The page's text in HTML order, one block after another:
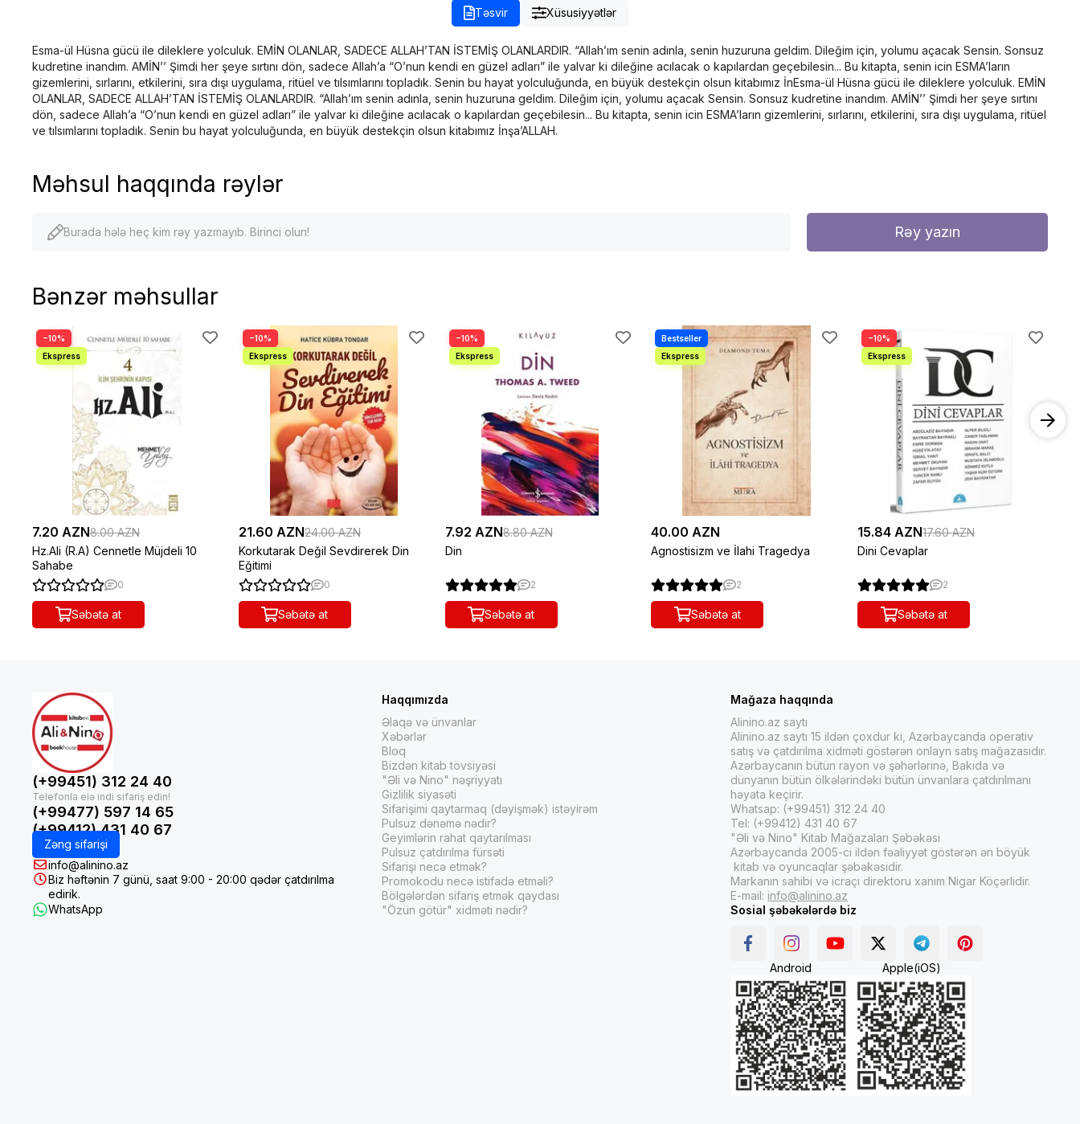
Təsvir Xüsusiyyətlər
Esma-ül Hüsna gücü ile dileklere yolculuk. EMİN OLANLAR, SADECE ALLAH’TAN İSTEMİŞ OLANLARDIR. “Allah’ım senin adınla, senin huzuruna geldim. Dileğim için, yolumu açacak Sensin. Sonsuz
kudretine inandım. AMİN’’ Şimdi her şeye sırtını dön, sadece Allah’a “O’nun kendi en güzel adları” ile yalvar ki dileğine acılacak o kapılardan geçebilesin... Bu kitapta, senin icin ESMA’ların
gizemlerini, sırlarını, etkilerini, sıra dışı uygulama, ritüel ve tılsımlarını topladık. Senin bu hayat yolculuğunda, en büyük destekçin olsun kitabımız İnEsma-ül Hüsna gücü ile dileklere yolculuk. EMİN
OLANLAR, SADECE ALLAH’TAN İSTEMİŞ OLANLARDIR. “Allah’ım senin adınla, senin huzuruna geldim. Dileğim için, yolumu açacak Sensin. Sonsuz kudretine inandım. AMİN’’ Şimdi her şeye sırtını
dön, sadece Allah’a “O’nun kendi en güzel adları” ile yalvar ki dileğine acılacak o kapılardan geçebilesin... Bu kitapta, senin icin ESMA’ların gizemlerini, sırlarını, etkilerini, sıra dışı uygulama, ritüel
ve tılsımlarını topladık. Senin bu hayat yolculuğunda, en büyük destekçin olsun kitabımız İnşa’ALLAH.
Məhsul haqqında rəylər
Burada hələ heç kim rəy yazmayıb. Birinci olun! Rəy yazın
Bənzər məhsullar
−10%
7.20 AZN8.00 AZN
Hz.Ali (R.A) Cennetle Müjdeli 10
Sahabe
0
Səbətə at
−10%
21.60 AZN24.00 AZN
Korkutarak Değil Sevdirerek Din
Eğitimi
0
Səbətə at
−10%
7.92 AZN8.80 AZN
Din
2
Səbətə at
40.00 AZN
Agnostisizm ve İlahi Tragedya
2
Səbətə at
−10%
15.84 AZN17.60 AZN
Dini Cevaplar
2
Səbətə at
(+99451) 312 24 40
(+99477) 597 14 65
(+99412) 431 40 67
Zəng sifarişi
info@alinino.az
Biz həftənin 7 günü, saat 9:00 - 20:00 qədər çatdırılma
edirik.
WhatsApp
Haqqımızda
Əlaqə və ünvanlar
Xəbərlər
Bloq
Bizdən kitab tövsiyəsi
"Əli və Nino" nəşriyyatı
Gizlilik siyasəti
Sifarişimi qaytarmaq (dəyişmək) istəyirəm
Pulsuz dənəmə nədir?
Geyimlərin rahat qaytarılması
Pulsuz çatdırılma fürsəti
Sifarişi necə etmək?
Promokodu necə istifadə etməli?
Bölgələrdən sifariş etmək qaydası
"Özün götür" xidməti nədir?
Mağaza haqqında
Alinino.az saytı
Alinino.az saytı 15 ildən çoxdur ki, Azərbaycanda operativ
satış və çatdırılma xidməti göstərən onlayn satış mağazasıdır.
Azərbaycanın bütün rayon və şəhərlərinə, Bakıda və
dünyanın bütün ölkələrindəki bütün ünvanlara çatdırılmanı
həyata keçirir.
Whatsap: (+99451) 312 24 40
Tel: (+99412) 431 40 67
"Əli və Nino" Kitab Mağazaları Şəbəkəsi
Azərbaycanda 2005-ci ildən fəaliyyət göstərən ən böyük
kitab və oyuncaqlar şəbəkəsidir.
Markanın sahibi və icraçı direktoru xanım Nigar Köçərlidir.
E-mail: info@alinino.az
Sosial şəbəkələrdə biz
Android Apple(iOS)